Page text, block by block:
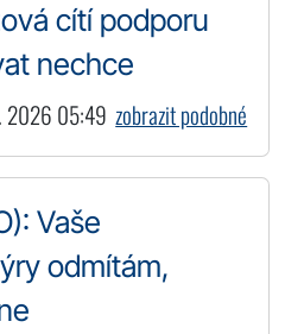
cítí podporu
nechce
2026 05:49 zobrazit podobné
Vaše
odmítám,